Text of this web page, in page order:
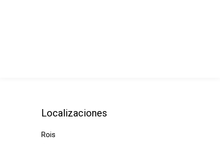
Localizaciones
Rois